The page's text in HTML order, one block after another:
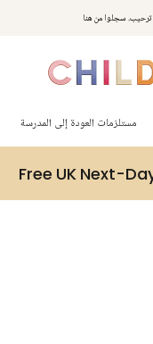
مستلزمات العودة إلى المدرسة
Free UK Next-